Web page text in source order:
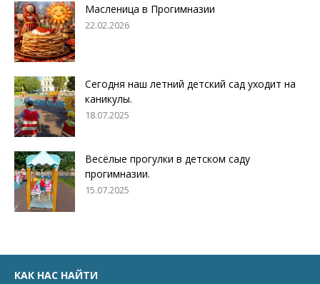
Масленица в Прогимназии
22.02.2026
Сегодня наш летний детский сад уходит на
каникулы.
18.07.2025
Весёлые прогулки в детском саду
прогимназии.
15.07.2025
КАК НАС НАЙТИ